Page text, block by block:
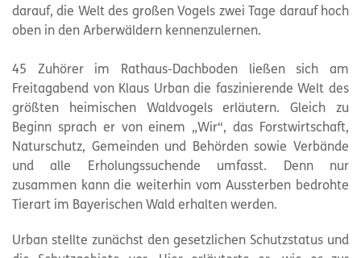
darauf, die Welt des großen Vogels zwei Tage darauf hoch
oben in den Arberwäldern kennenzulernen.
45 Zuhörer im Rathaus-Dachboden ließen sich am
Freitagabend von Klaus Urban die faszinierende Welt des
größten heimischen Waldvogels erläutern. Gleich zu
Beginn sprach er von einem „Wir“, das Forstwirtschaft,
Naturschutz, Gemeinden und Behörden sowie Verbände
und alle Erholungssuchende umfasst. Denn nur
zusammen kann die weiterhin vom Aussterben bedrohte
Tierart im Bayerischen Wald erhalten werden.
Urban stellte zunächst den gesetzlichen Schutzstatus und